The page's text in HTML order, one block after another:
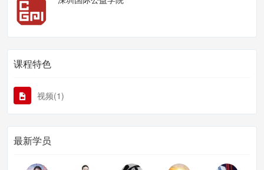
课程特色
视频(1)
最新学员